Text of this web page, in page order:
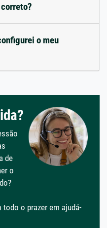
o meu
de
o
o prazer em ajudá-